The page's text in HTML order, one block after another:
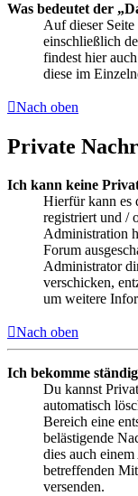
Was bedeutet der
Auf dieser
einschließlich
findest hier
diese im
Nach oben
Private
Ich kann keine
Hierfür kann es
registriert und /
Administration
Forum
Administrator
verschicken,
um weitere
Nach oben
Ich bekomme
Du kannst
automatisch
Bereich eine
belästigende
dies auch
betreffenden
versenden.